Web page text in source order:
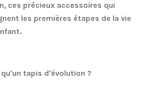
ces précieux accessoires qui
les premières étapes de la vie
tapis d'évolution ?